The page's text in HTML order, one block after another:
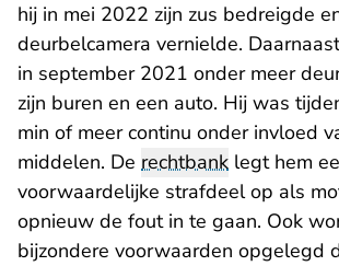
hij in mei 2022 zijn zus bedreigde
deurbelcamera vernielde.
in september 2021 onder meer
zijn buren en een auto. Hij was
min of meer continu onder invloed
middelen. De rechtbank legt hem
voorwaardelijke strafdeel op als
opnieuw de fout in te gaan. Ook
bijzondere voorwaarden opgelegd